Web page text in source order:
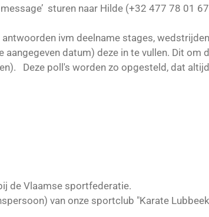
sturen naar Hilde (+32 477 78 01
ivm deelname stages,
datum) deze in te vullen. Dit om
Deze poll's worden zo opgesteld, dat
de Vlaamse sportfederatie.
van onze sportclub "Karate